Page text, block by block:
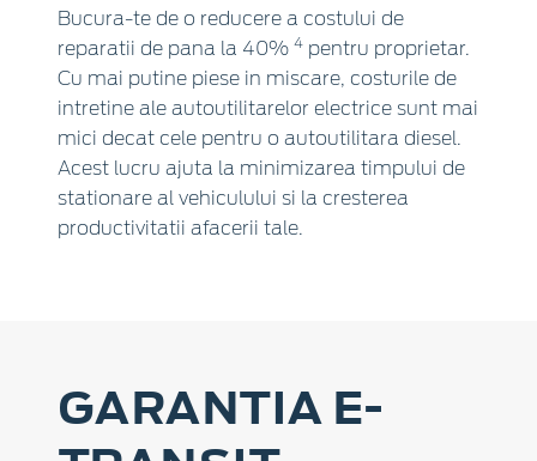
Bucura-te de o reducere a costului de
reparatii de pana la 40% 4 pentru proprietar.
Cu mai putine piese in miscare, costurile de
intretine ale autoutilitarelor electrice sunt mai
mici decat cele pentru o autoutilitara diesel.
Acest lucru ajuta la minimizarea timpului de
stationare al vehiculului si la cresterea
productivitatii afacerii tale.
GARANTIA E-